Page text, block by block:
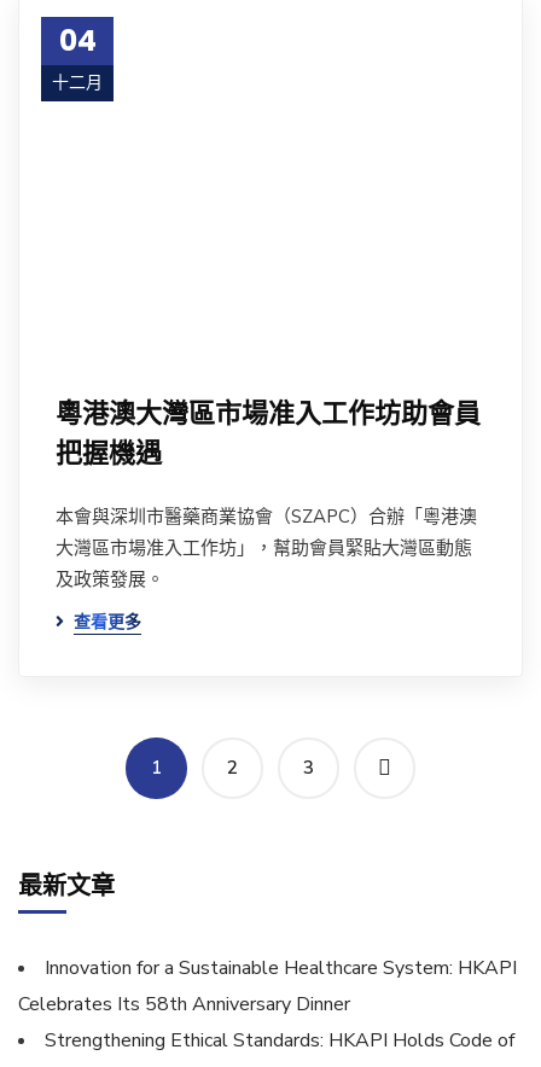
04
十二月
粵港澳大灣區市場准入工作坊助會員
把握機遇
本會與深圳市醫藥商業協會（SZAPC）合辦「粵港澳
大灣區市場准入工作坊」，幫助會員緊貼大灣區動態
及政策發展。
查看更多
1 2 3
最新文章
Innovation for a Sustainable Healthcare System: HKAPI
Celebrates Its 58th Anniversary Dinner
Strengthening Ethical Standards: HKAPI Holds Code of